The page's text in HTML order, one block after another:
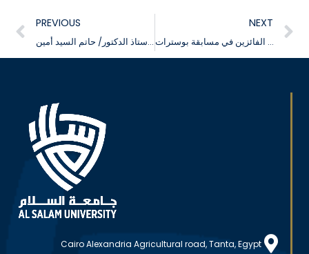
PREVIOUS
جامعة السلام تهنئ السيد الأستاذ الدكتور/ حاتم السيد أمين
NEXT
تكريم طلاب كلية طب الفم والأسنان الفائزين في مسابقة بوسترات Oral Pathology
Cairo Alexandria Agricultural road, Tanta, Egypt